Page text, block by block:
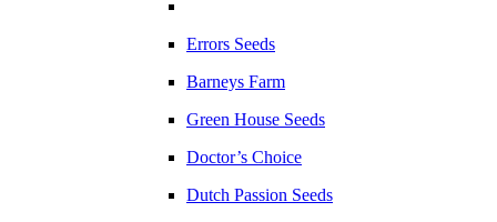
Errors Seeds
Barneys Farm
Green House Seeds
Doctor’s Choice
Dutch Passion Seeds